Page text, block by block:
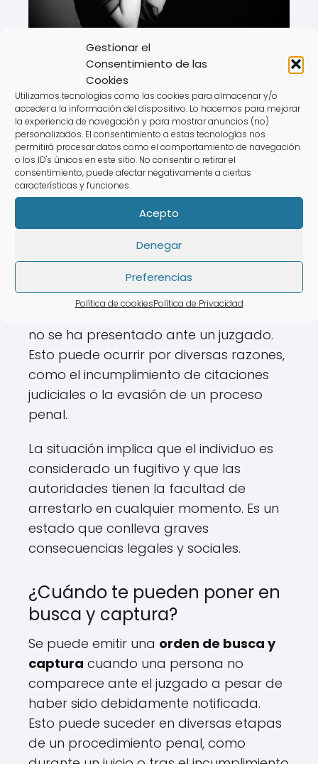
Gestionar el
Consentimiento de las
Cookies
Utilizamos tecnologías como las cookies para almacenar y/o
acceder a la información del dispositivo. Lo hacemos para mejorar
la experiencia de navegación y para mostrar anuncios (no)
personalizados. El consentimiento a estas tecnologías nos
permitirá procesar datos como el comportamiento de navegación
o los ID's únicos en este sitio. No consentir o retirar el
consentimiento, puede afectar negativamente a ciertas
características y funciones.
Acepto
Denegar
Preferencias
Política de cookiesPolítica de Privacidad
Preguntas frecuentes
sobre la orden de busca y
captura
¿Qué significa estar en busca
busca y captura
existe una orden judicial emitida para
no se ha presentado ante un juzgado.
Esto puede ocurrir por diversas razones,
como el incumplimiento de citaciones
judiciales o la evasión de un proceso
penal.
La situación implica que el individuo es
considerado un fugitivo y que las
autoridades tienen la facultad de
arrestarlo en cualquier momento. Es un
estado que conlleva graves
consecuencias legales y sociales.
¿Cuándo te pueden poner en
busca y captura?
Se puede emitir una orden de busca y
captura cuando una persona no
comparece ante el juzgado a pesar de
haber sido debidamente notificada.
Esto puede suceder en diversas etapas
de un procedimiento penal, como